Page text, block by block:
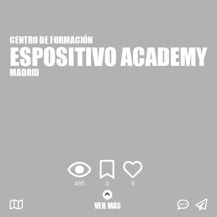
495 0 6
CENTRO DE FORMACIÓN
ESPOSITIVO ACADEMY
MADRID
VER MÁS